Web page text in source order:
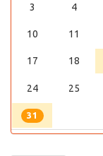
3 4
10 11
17 18
24 25
31